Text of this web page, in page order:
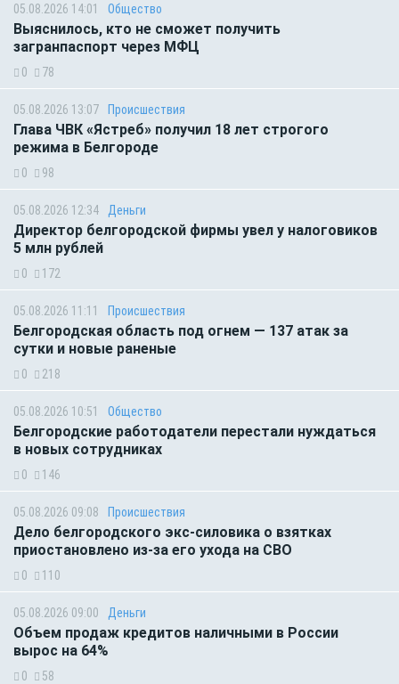
05.08.2026 14:01 Общество
Выяснилось, кто не сможет получить
загранпаспорт через МФЦ
0 78
05.08.2026 13:07 Происшествия
Глава ЧВК «Ястреб» получил 18 лет строгого
режима в Белгороде
0 98
05.08.2026 12:34 Деньги
Директор белгородской фирмы увел у налоговиков
5 млн рублей
0 172
05.08.2026 11:11 Происшествия
Белгородская область под огнем — 137 атак за
сутки и новые раненые
0 218
05.08.2026 10:51 Общество
Белгородские работодатели перестали нуждаться
в новых сотрудниках
0 146
05.08.2026 09:08 Происшествия
Дело белгородского экс-силовика о взятках
приостановлено из-за его ухода на СВО
0 110
05.08.2026 09:00 Деньги
Объем продаж кредитов наличными в России
вырос на 64%
0 58